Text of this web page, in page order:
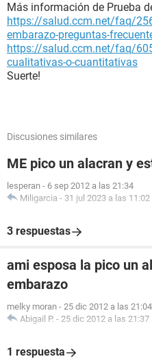
Más información de Prueba
https://salud.ccm.net/faq/
embarazo-preguntas-
https://salud.ccm.net/faq/
cualitativas-o-cuantitativas
Suerte!
Discusiones similares
ME pico un alacran y
lesperan - 6 sep 2012 a las 21:34
Miligarcia - 31 jul 2023 a las 11:02
3 respuestas
ami esposa la pico un
embarazo
melky moran - 25 dic 2012 a las 21:04
Abigail P. - 25 dic 2012 a las 21:37
1 respuesta